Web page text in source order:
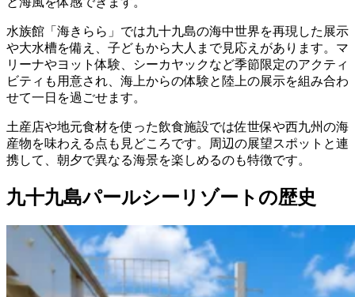
水族館「海きらら」では九十九島の海中世界を再現した展示
や大水槽を備え、子どもから大人まで見応えがあります。マ
リーナやヨット体験、シーカヤックなど季節限定のアクティ
ビティも用意され、海上からの体験と陸上の展示を組み合わ
せて一日を過ごせます。
土産店や地元食材を使った飲食施設では佐世保や西九州の海
産物を味わえる点も見どころです。周辺の展望スポットと連
携して、朝夕で異なる海景を楽しめるのも特徴です。
九十九島パールシーリゾートの歴史